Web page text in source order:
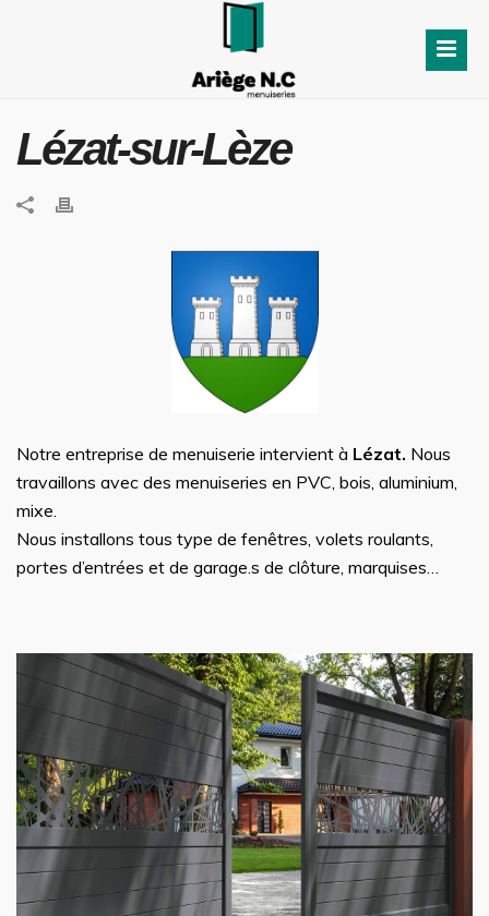
Lézat-sur-Lèze
Notre entreprise de menuiserie intervient à Lézat. Nous
travaillons avec des menuiseries en PVC, bois, aluminium,
mixe.
Nous installons tous type de fenêtres, volets roulants,
portes d’entrées et de garage.s de clôture, marquises…